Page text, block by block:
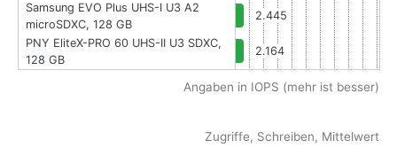
Samsung EVO Plus UHS-I U3 A2
microSDXC, 128 GB
2.445
PNY EliteX-PRO 60 UHS-II U3 SDXC,
128 GB
2.164
Angaben in IOPS (mehr ist besser)
Zugriffe, Schreiben, Mittelwert